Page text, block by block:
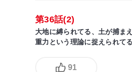
第36話(2)
大地に縛られてる、土が捕ま
重力という理論に捉えられて
91